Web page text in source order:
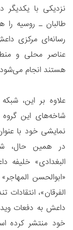
نزدیکی با یکدیگر
طالبان ـ روسیه
رسانه‌ای مرکزی
عناصر محلی و
هستند انجام
علاوه بر این،
شاخه‌های این
نمایشی خود با
در همین حال،
البغدادی» خلیفه
«ابوالحسن
الفرقان»،
داعش به دفعات
خود منتشر کرده